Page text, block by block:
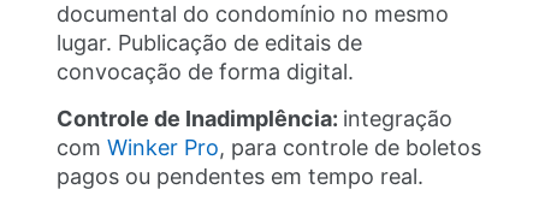
documental do condomínio no mesmo
lugar. Publicação de editais de
convocação de forma digital.
Controle de Inadimplência: integração
comWinker Pro, para controle de boletos
pagos ou pendentes em tempo real.